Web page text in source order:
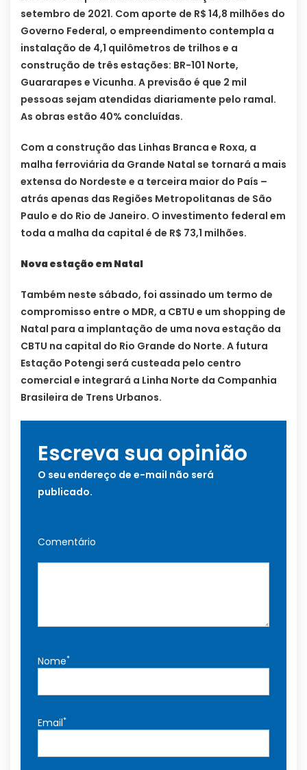
setembro de 2021. Com aporte de R$ 14,8 milhões do
Governo Federal, o empreendimento contempla a
instalação de 4,1 quilômetros de trilhos e a
construção de três estações: BR-101 Norte,
Guararapes e Vicunha. A previsão é que 2 mil
pessoas sejam atendidas diariamente pelo ramal.
As obras estão 40% concluídas.
Com a construção das Linhas Branca e Roxa, a
malha ferroviária da Grande Natal se tornará a mais
extensa do Nordeste e a terceira maior do País –
atrás apenas das Regiões Metropolitanas de São
Paulo e do Rio de Janeiro. O investimento federal em
toda a malha da capital é de R$ 73,1 milhões.
Nova estação em Natal
Também neste sábado, foi assinado um termo de
compromisso entre o MDR, a CBTU e um shopping de
Natal para a implantação de uma nova estação da
CBTU na capital do Rio Grande do Norte. A futura
Estação Potengi será custeada pelo centro
comercial e integrará a Linha Norte da Companhia
Brasileira de Trens Urbanos.
Escreva sua opinião
O seu endereço de e-mail não será
publicado.
Comentário
Nome*
Email*